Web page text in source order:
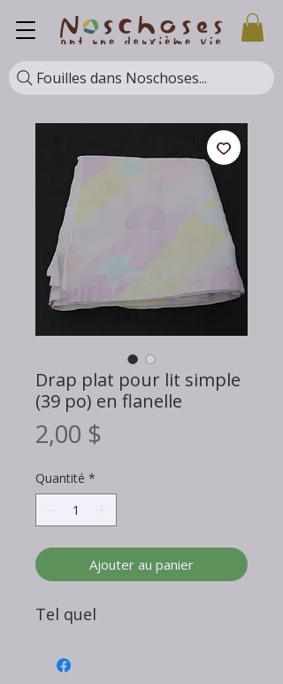
Fouilles dans Noschoses...
Drap plat pour lit simple
(39 po) en flanelle
2,00 $
Quantité *
Ajouter au panier
Tel quel